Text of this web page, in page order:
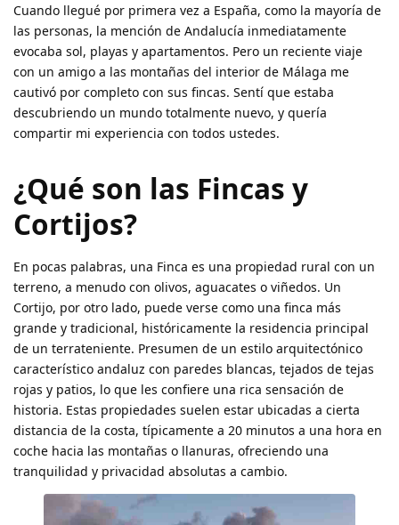
Cuando llegué por primera vez a España, como la mayoría de
las personas, la mención de Andalucía inmediatamente
evocaba sol, playas y apartamentos. Pero un reciente viaje
con un amigo a las montañas del interior de Málaga me
cautivó por completo con sus fincas. Sentí que estaba
descubriendo un mundo totalmente nuevo, y quería
compartir mi experiencia con todos ustedes.
¿Qué son las Fincas y
Cortijos?
En pocas palabras, una Finca es una propiedad rural con un
terreno, a menudo con olivos, aguacates o viñedos. Un
Cortijo, por otro lado, puede verse como una finca más
grande y tradicional, históricamente la residencia principal
de un terrateniente. Presumen de un estilo arquitectónico
característico andaluz con paredes blancas, tejados de tejas
rojas y patios, lo que les confiere una rica sensación de
historia. Estas propiedades suelen estar ubicadas a cierta
distancia de la costa, típicamente a 20 minutos a una hora en
coche hacia las montañas o llanuras, ofreciendo una
tranquilidad y privacidad absolutas a cambio.